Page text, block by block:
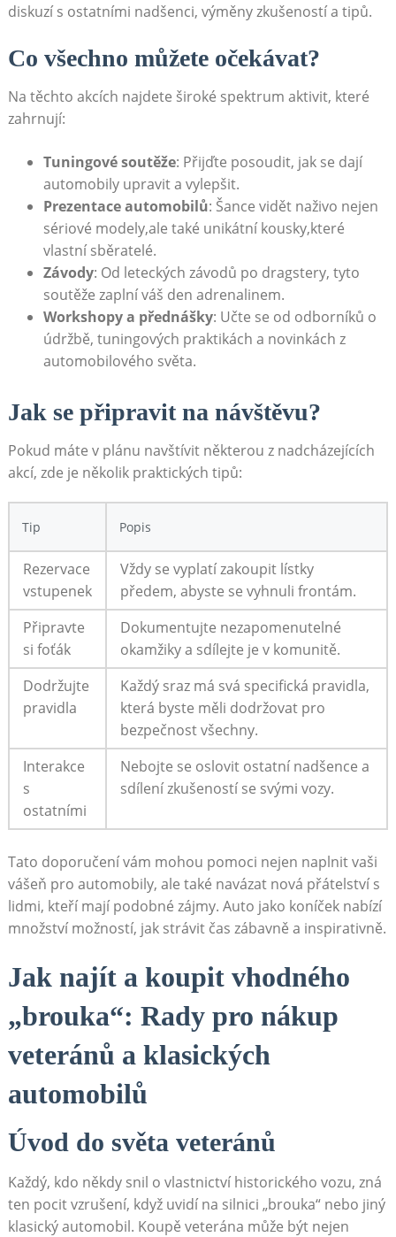
diskuzí s ostatními nadšenci, výměny zkušeností a tipů.
Co všechno můžete očekávat?
Na těchto akcích najdete široké spektrum aktivit, které
zahrnují:
Tuningové soutěže: Přijďte posoudit, jak se dají
automobily upravit a vylepšit.
Prezentace automobilů: Šance vidět naživo nejen
sériové modely,ale také unikátní kousky,které
vlastní sběratelé.
Závody: Od leteckých závodů po dragstery, tyto
soutěže zaplní váš den adrenalinem.
Workshopy a přednášky: Učte se od odborníků o
údržbě, tuningových praktikách a novinkách z
automobilového světa.
Jak se připravit na návštěvu?
Pokud máte v plánu navštívit některou z nadcházejících
akcí, zde je několik praktických tipů:
Tip Popis
Rezervace
vstupenek
Vždy se vyplatí zakoupit lístky
předem, abyste se vyhnuli frontám.
Připravte
si foťák
Dokumentujte nezapomenutelné
okamžiky a sdílejte je v komunitě.
Dodržujte
pravidla
Každý sraz má svá specifická pravidla,
která byste měli dodržovat pro
bezpečnost všechny.
Interakce
s
ostatními
Nebojte se oslovit ostatní nadšence a
sdílení zkušeností se svými vozy.
Tato doporučení vám mohou pomoci nejen naplnit vaši
vášeň pro automobily, ale také navázat nová přátelství s
lidmi, kteří mají podobné zájmy. Auto jako koníček nabízí
množství možností, jak strávit čas zábavně a inspirativně.
Jak najít a koupit vhodného
„brouka“: Rady pro nákup
veteránů a klasických
automobilů
Úvod do světa veteránů
Každý, kdo někdy snil o vlastnictví historického vozu, zná
ten pocit vzrušení, když uvidí na silnici „brouka“ nebo jiný
klasický automobil. Koupě veterána může být nejen